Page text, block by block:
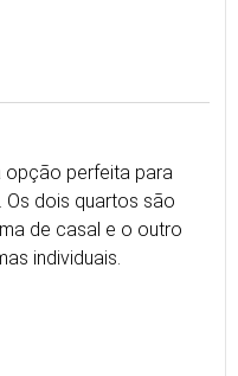
opção perfeita para
Os dois quartos são
de casal e o outro
individuais.